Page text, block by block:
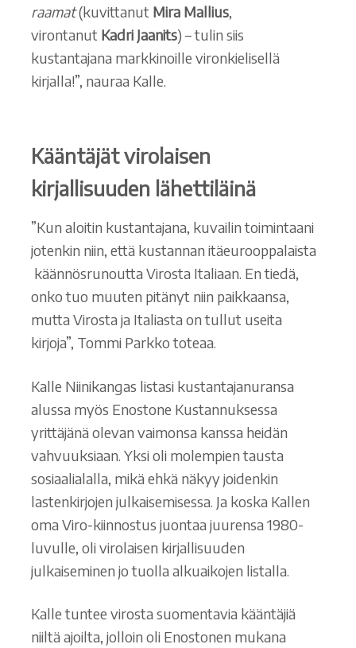
raamat(kuvittanut Mira Mallius,
virontanut Kadri Jaanits) – tulin siis
kustantajana markkinoille vironkielisellä
kirjalla!”, nauraa Kalle.
Kääntäjät virolaisen
kirjallisuuden lähettiläinä
”Kun aloitin kustantajana, kuvailin toimintaani
jotenkin niin, että kustannan itäeurooppalaista
käännösrunoutta Virosta Italiaan. En tiedä,
onko tuo muuten pitänyt niin paikkaansa,
mutta Virosta ja Italiasta on tullut useita
kirjoja”, Tommi Parkko toteaa.
Kalle Niinikangas listasi kustantajanuransa
alussa myös Enostone Kustannuksessa
yrittäjänä olevan vaimonsa kanssa heidän
vahvuuksiaan. Yksi oli molempien tausta
sosiaalialalla, mikä ehkä näkyy joidenkin
lastenkirjojen julkaisemisessa. Ja koska Kallen
oma Viro-kiinnostus juontaa juurensa 1980-
luvulle, oli virolaisen kirjallisuuden
julkaiseminen jo tuolla alkuaikojen listalla.
Kalle tuntee virosta suomentavia kääntäjiä
niiltä ajoilta, jolloin oli Enostonen mukana